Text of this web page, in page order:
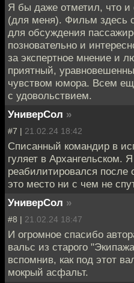
Я бы даже отметил, что и
(для меня). Фильм здесь
для обсуждения
позновательно и
за экспертное мнение и
приятный,
чувством юмора. Всем
с удовольствием.
УниверСол »
#7 | 21.02.24 18:42
Списанный командир в
гуляет в Архангельском.
реабилитировался
это место ни с чем не
УниверСол »
#8 | 21.02.24 18:47
И огромное спасибо
вальс из старого
вспомнив, как под этот
мокрый асфальт.